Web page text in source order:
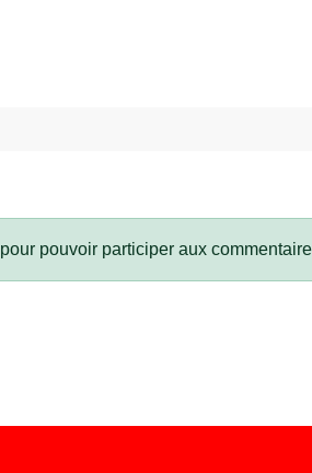
pour pouvoir participer aux